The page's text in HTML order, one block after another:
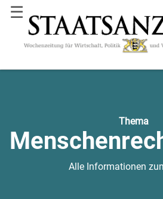
☰
Thema
Alle Informationen